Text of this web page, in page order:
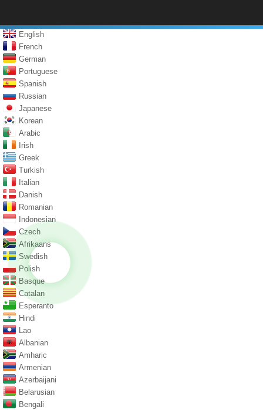
English
French
German
Portuguese
Spanish
Russian
Japanese
Korean
Arabic
Irish
Greek
Turkish
Italian
Danish
Romanian
Indonesian
Czech
Afrikaans
Swedish
Polish
Basque
Catalan
Esperanto
Hindi
Lao
Albanian
Amharic
Armenian
Azerbaijani
Belarusian
Bengali